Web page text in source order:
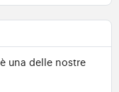
una delle nostre